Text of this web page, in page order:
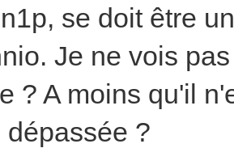
se doit être
Je ne vois
? A moins qu'il
dépassée ?